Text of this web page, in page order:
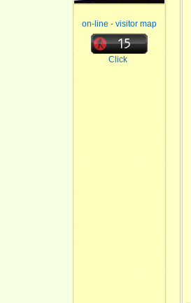
on-line - visitor map
Click